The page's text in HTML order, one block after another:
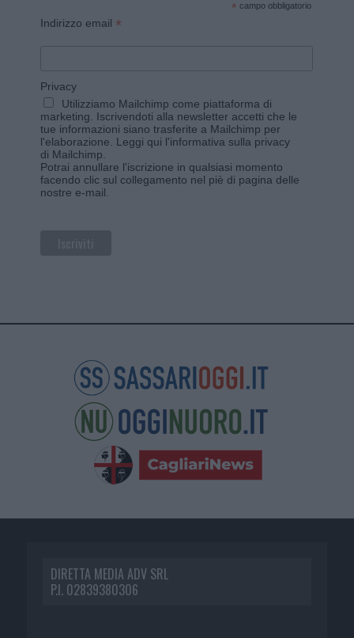
* campo obbligatorio
Indirizzo email *
Privacy
Utilizziamo Mailchimp come piattaforma di
marketing. Iscrivendoti alla newsletter accetti che le
tue informazioni siano trasferite a Mailchimp per
l'elaborazione. Leggi qui l'informativa sulla privacy
di Mailchimp
Potrai annullare l'iscrizione in qualsiasi momento
facendo clic sul collegamento nel piè di pagina delle
nostre e-mail.
DIRETTA MEDIA ADV SRL
P.I. 02839380306